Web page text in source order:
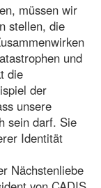
müssen wir
stellen, die
und
die
der
unsere
sein darf. Sie
Identität
Nächstenliebe